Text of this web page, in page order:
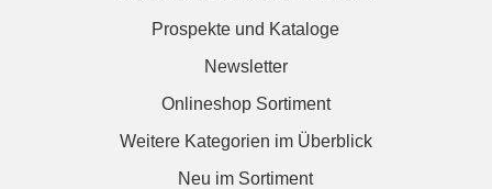
Prospekte und Kataloge
Newsletter
Onlineshop Sortiment
Weitere Kategorien im Überblick
Neu im Sortiment